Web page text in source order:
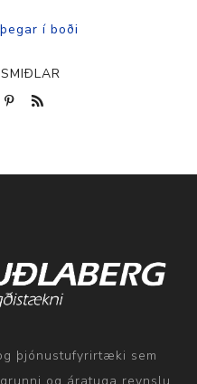
þjónustufyrirtæki sem